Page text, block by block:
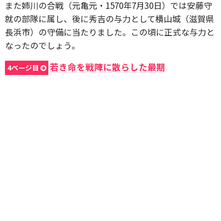
また姉川の合戦（元亀元・1570年7月30日）では安藤守
就の部隊に属し、後に秀吉の与力として横山城（滋賀県
長浜市）の守備に当たりました。この頃に正式な与力と
なったのでしょう。
4ページ目 若き命を戦陣に散らした最期